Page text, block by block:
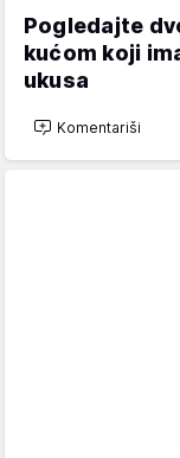
Pogledajte
kućom koji
ukusa
Komentariši